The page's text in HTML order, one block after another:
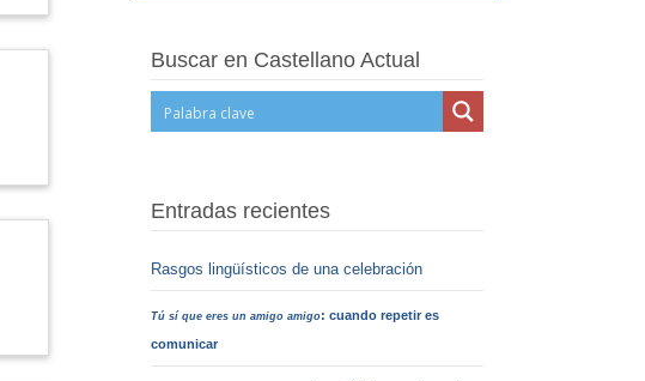
Buscar en Castellano Actual
Entradas recientes
Rasgos lingüísticos de una celebración
Tú sí que eres un amigo amigo: cuando repetir es
comunicar